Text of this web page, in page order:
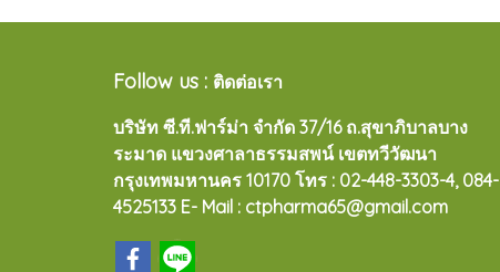
Follow us : ติดต่อเรา
บริษัท ซี.ที.ฟาร์ม่า จำกัด 37/16 ถ.สุขาภิบาลบาง
ระมาด แขวงศาลาธรรมสพน์ เขตทวีวัฒนา
กรุงเทพมหานคร 10170 โทร : 02-448-3303-4, 084-
4525133 E- Mail : ctpharma65@gmail.com